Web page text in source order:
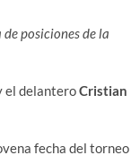
posiciones de la
el delanteroCristian
fecha del torneo